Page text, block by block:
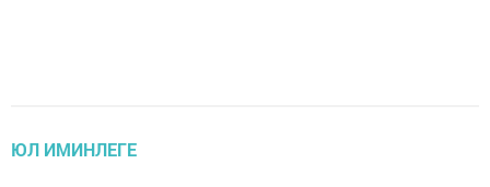
ЮЛ ИМИНЛЕГЕ